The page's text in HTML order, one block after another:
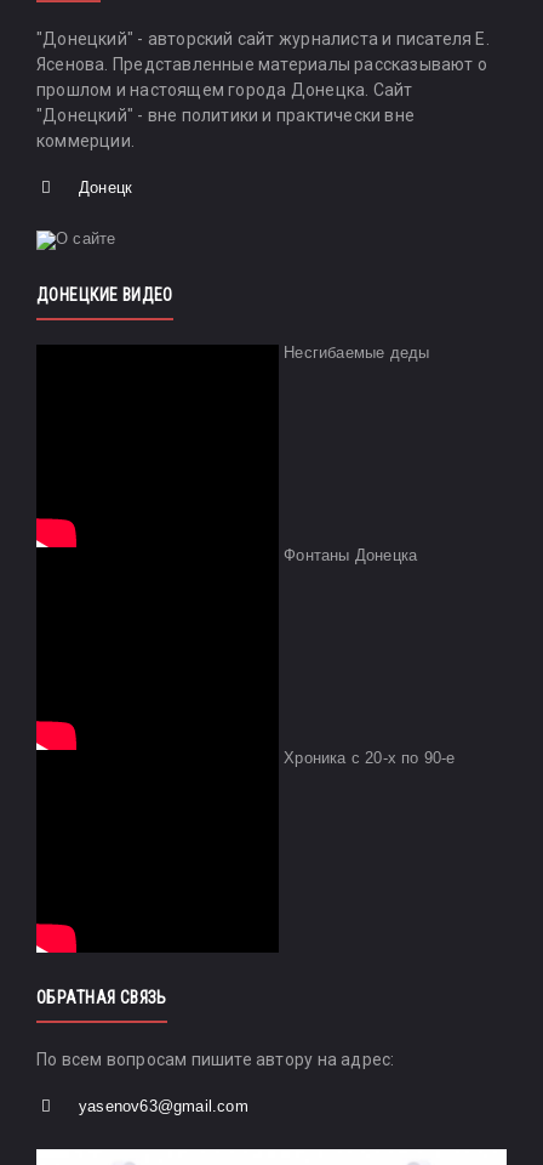
"Донецкий" - авторский сайт журналиста и писателя Е.
Ясенова. Представленные материалы рассказывают о
прошлом и настоящем города Донецка. Сайт
"Донецкий" - вне политики и практически вне
коммерции.
Донецк
ДОНЕЦКИЕ ВИДЕО
Несгибаемые деды
Фонтаны Донецка
Хроника с 20-х по 90-е
ОБРАТНАЯ СВЯЗЬ
По всем вопросам пишите автору на адрес:
yasenov63@gmail.com